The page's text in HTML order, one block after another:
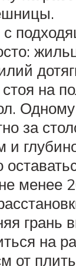
с
на
за
и
менее
грань
на
от